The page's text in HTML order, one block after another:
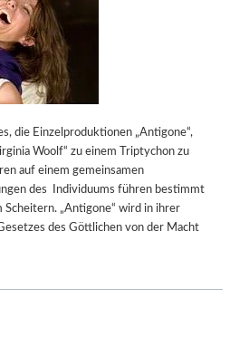
die Einzelproduktionen „Antigone“,
Woolf“ zu einem Triptychon zu
auf einem gemeinsamen
des Individuums führen bestimmt
„Antigone“ wird in ihrer
des Göttlichen von der Macht